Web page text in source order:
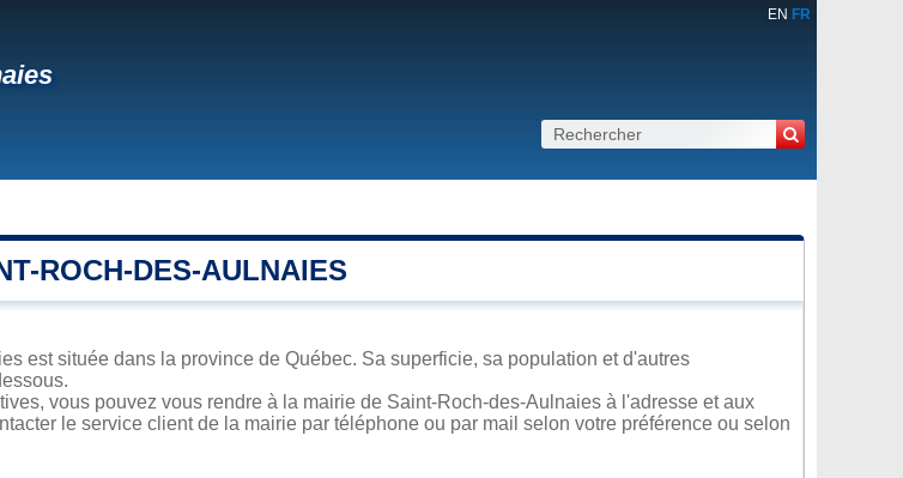
EN FR
ROCH-DES-AULNAIES
est située dans la province de Québec. Sa superficie, sa population et d'autres
vous pouvez vous rendre à la mairie de Saint-Roch-des-Aulnaies à l'adresse et aux
le service client de la mairie par téléphone ou par mail selon votre préférence ou selon